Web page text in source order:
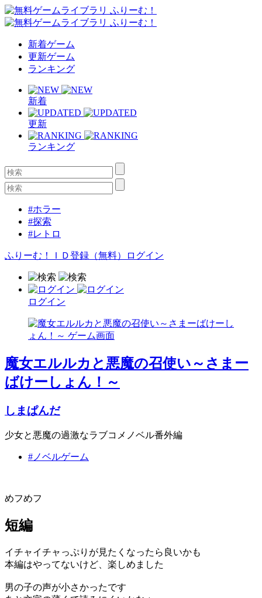
新着ゲーム
更新ゲーム
ランキング
新着
更新
ランキング
#ホラー
#探索
#レトロ
ふりーむ！ＩＤ登録（無料） ログイン
ログイン
魔女エルルカと悪魔の召使い～さまー
ばけーしょん！～
しまぱんだ
少女と悪魔の過激なラブコメノベル番外編
#ノベルゲーム
めフめフ
短編
イチャイチャっぷりが見たくなったら良いかも
本編はやってないけど、楽しめました
男の子の声が小さかったです